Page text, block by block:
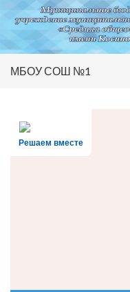
МБОУ СОШ №1
Решаем вместе